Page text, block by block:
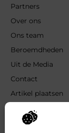
Partners
Over ons
Ons team
Beroemdheden
Uit de Media
Contact
Artikel plaatsen
de Autoriteit van